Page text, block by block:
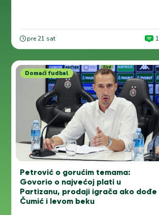
pre 21 sat 1
Domaći fudbal
Petrović o gorućim temama:
Govorio o najvećoj plati u
Partizanu, prodaji igrača ako dođe
Čumić i levom beku